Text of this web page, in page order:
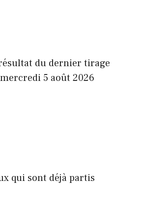
du dernier tirage
5 août 2026
qui sont déjà partis